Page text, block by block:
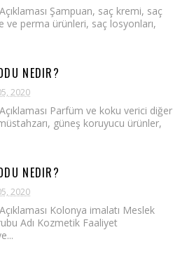
Şampuan, saç kremi, saç
ve perma ürünleri, saç losyonları,
NEDIR?
2020
Parfüm ve koku verici diğer
güneş koruyucu ürünler,
NEDIR?
2020
Kolonya imalatı Meslek
Adı Kozmetik Faaliyet